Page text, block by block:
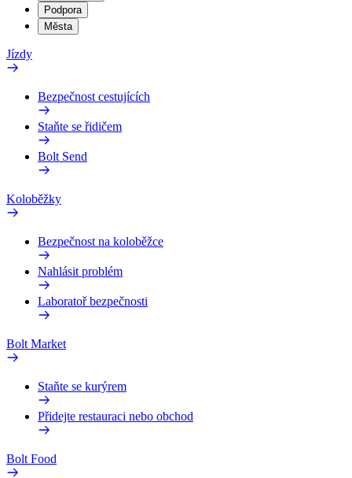
Podpora
Města
Jízdy
Bezpečnost cestujících
Staňte se řidičem
Bolt Send
Koloběžky
Bezpečnost na koloběžce
Nahlásit problém
Laboratoř bezpečnosti
Bolt Market
Staňte se kurýrem
Přidejte restauraci nebo obchod
Bolt Food